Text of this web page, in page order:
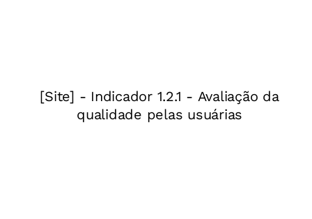
WhatsApp e o Facebook Messenger, e pode
ainda testar ferramentas específicas de